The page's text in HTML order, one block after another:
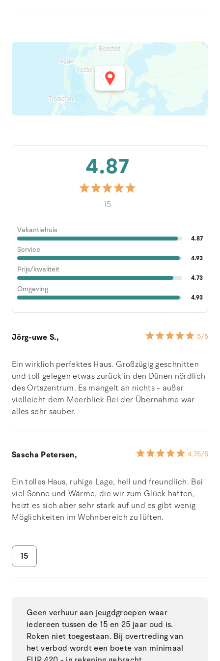
4.87
15
Vakantiehuis
4.87
Service
4.93
Prijs/kwaliteit
4.73
Omgeving
4.93
Jörg-uwe S., 5/5
Ein wirklich perfektes Haus. Großzügig geschnitten
und toll gelegen etwas zurück in den Dünen nördlich
des Ortszentrum. Es mangelt an nichts - außer
vielleicht dem Meerblick Bei der Übernahme war
alles sehr sauber.
Sascha Petersen, 4.75/5
Ein tolles Haus, ruhige Lage, hell und freundlich. Bei
viel Sonne und Wärme, die wir zum Glück hatten,
heizt es sich aber sehr stark auf und es gibt wenig
Möglichkeiten im Wohnbereich zu lüften.
15
Geen verhuur aan jeugdgroepen waar
iedereen tussen de 15 en 25 jaar oud is.
Roken niet toegestaan. Bij overtreding van
het verbod wordt een boete van minimaal